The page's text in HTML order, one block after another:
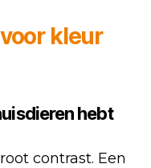
kleur
hebt
contrast. Een